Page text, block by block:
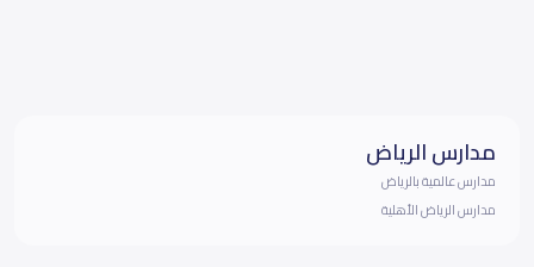
مدارس الرياض
مدارس عالمية بالرياض
مدارس الرياض الأهلية